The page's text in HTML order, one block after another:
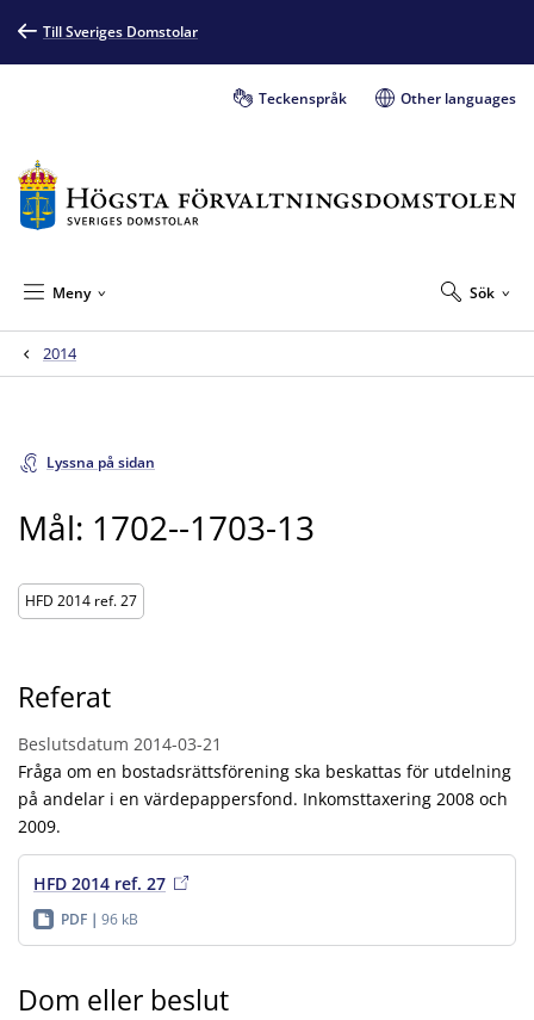
Till Sveriges Domstolar
Teckenspråk Other languages
Sök
Meny
2014
Lyssna på sidan
Mål: 1702--1703-13
HFD 2014 ref. 27
Referat
Beslutsdatum 2014-03-21
Fråga om en bostadsrättsförening ska beskattas för utdelning
på andelar i en värdepappersfond. Inkomsttaxering 2008 och
2009.
HFD 2014 ref. 27
PDF 96 kB
Dom eller beslut